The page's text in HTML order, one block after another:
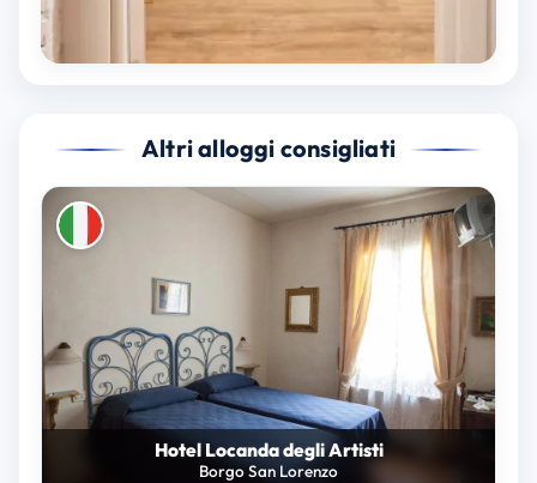
Altri alloggi consigliati
Hotel Locanda degli Artisti
Borgo San Lorenzo